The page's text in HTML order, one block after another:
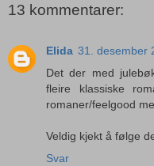
13 kommentarer:
Elida 31. desember
Det der med
fleire klassiske
romaner/feelgood
Veldig kjekt å følge
Svar